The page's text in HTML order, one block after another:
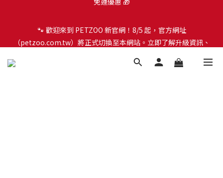
會員權益及常見問題 ＞
會員權益及常見問題 ＞
✨【新朋友見面禮】現在註冊即領 $100 購物金！全館滿 $1,500 享